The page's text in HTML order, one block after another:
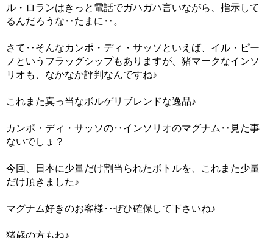
ル・ロランはきっと電話でガハガハ言いながら、指示して
るんだろうな‥たまに‥。
さて‥そんなカンポ・ディ・サッソといえば、イル・ピー
ノというフラッグシップもありますが、猪マークなインソ
リオも、なかなか評判なんですね♪
これまた真っ当なボルゲリブレンドな逸品♪
カンポ・ディ・サッソの‥インソリオのマグナム‥見た事
ないでしょ？
今回、日本に少量だけ割当られたボトルを、これまた少量
だけ頂きました♪
マグナム好きのお客様‥ぜひ確保して下さいね♪
猪歳の方もね♪